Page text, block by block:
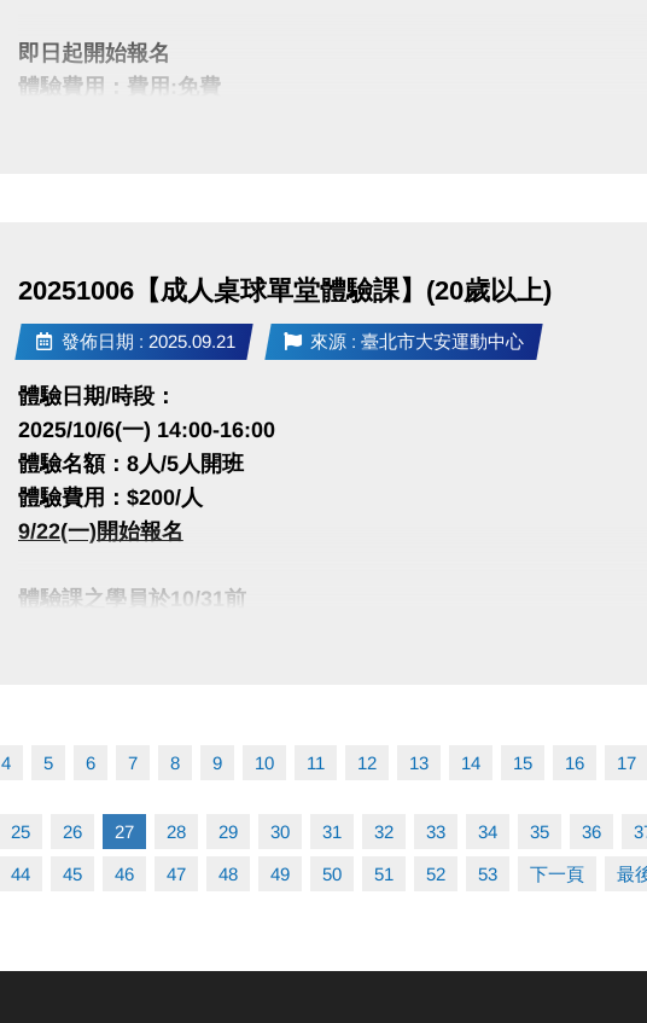
即日起開始報名
體驗費用：費用:免費
很重要!很重要!很重要!
報名請先註冊【會員資料】喔!
註冊、課程傳送門請點我
(新開視窗)
大安有APP囉!可以報名課程喔~
長佳Sports+ APP傳送門⬇
APPLE 傳送門請點我(新開視窗)
•臺灣國際自行車kom選手
•六角飛輪 授課
•WORLDGYM 授課
20251006【成人桌球單堂體驗課】(20歲以上)
發佈日期 : 2025.09.21 來源 : 臺北市大安運動中心
體驗日期/時段：
2025/10/6(一) 14:00-16:00
體驗名額：8人/5人開班
體驗費用：$200/人
9/22(一)開始報名
體驗課之學員於10/31前
註冊、課程傳送門點我(新開視窗)
大安有APP囉!可以報名課程喔~
長佳Sports+ APP傳送門⬇
4 5 6 7 8 9 10 11 12 13 14 15 16 17
25 26 27 28 29 30 31 32 33 34 35 36
44 45 46 47 48 49 50 51 52 53 下一頁 最